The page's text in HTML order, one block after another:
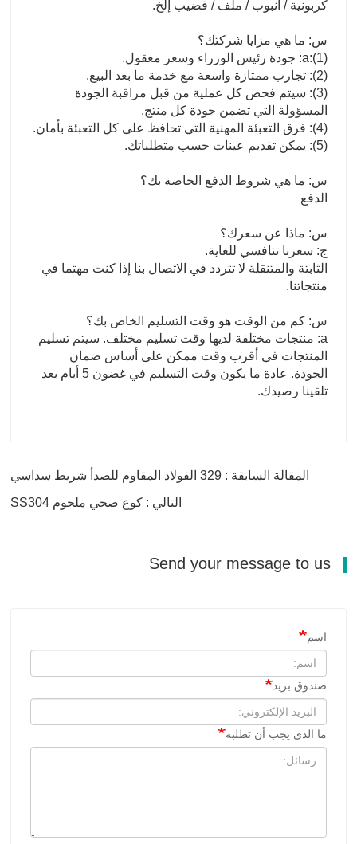
كربونية / أنبوب / ملف / قضيب إلخ.
س: ما هي مزايا شركتك؟
a:(1): جودة رئيس الوزراء وسعر معقول.
(2): تجارب ممتازة واسعة مع خدمة ما بعد البيع.
(3): سيتم فحص كل عملية من قبل مراقبة الجودة
المسؤولة التي تضمن جودة كل منتج.
(4): فرق التعبئة المهنية التي تحافظ على كل التعبئة بأمان.
(5): يمكن تقديم عينات حسب متطلباتك.
س: ما هي شروط الدفع الخاصة بك؟
الدفع
س: ماذا عن سعرك؟
ج: سعرنا تنافسي للغاية.
الثابتة والمتنقلة لا تتردد في الاتصال بنا إذا كنت مهتما في
منتجاتنا.
س: كم من الوقت هو وقت التسليم الخاص بك؟
a: منتجات مختلفة لديها وقت تسليم مختلف. سيتم تسليم
المنتجات في أقرب وقت ممكن على أساس ضمان
الجودة. عادة ما يكون وقت التسليم في غضون 5 أيام بعد
تلقينا رصيدك.
المقالة السابقة : 329 الفولاذ المقاوم للصدأ شريط سداسي
التالي : كوع صحي ملحوم SS304
اسم
صندوق بريد
ما الذي يجب أن تطلبه